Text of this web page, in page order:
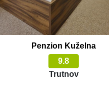
Penzion Kuželna
9.8
Trutnov